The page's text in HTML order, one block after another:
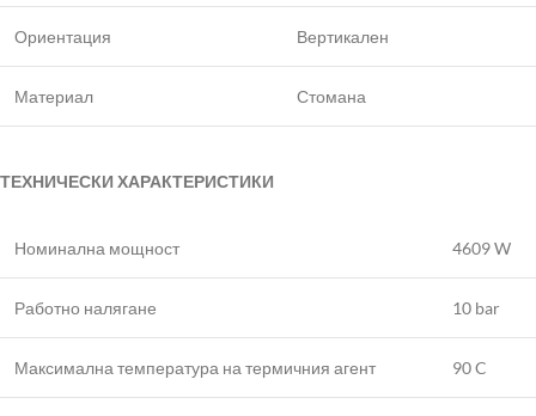
Ориентация Вертикален
Материал Стомана
ТЕХНИЧЕСКИ ХАРАКТЕРИСТИКИ
Номинална мощност 4609 W
Работно налягане 10 bar
Максимална температура на термичния агент 90 C